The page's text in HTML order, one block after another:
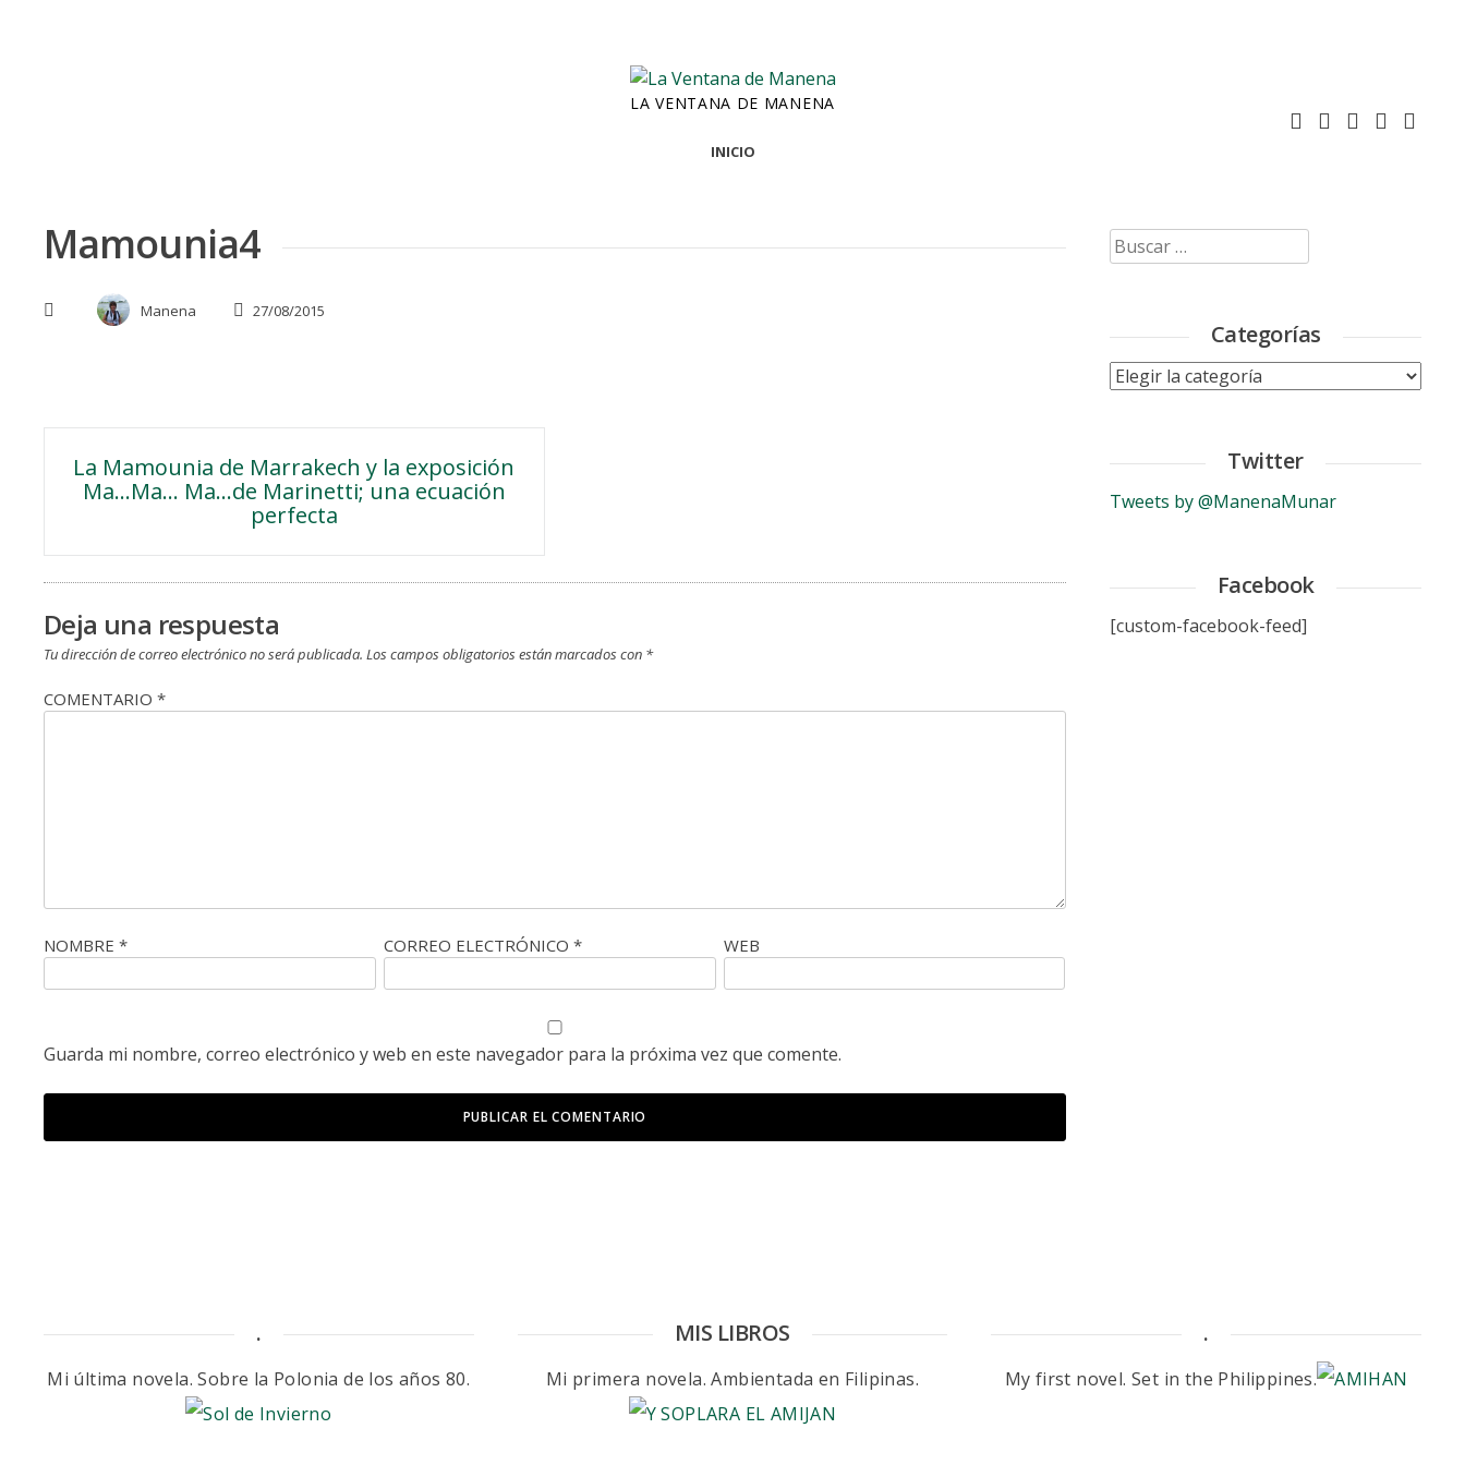
LA VENTANA DE MANENA
INICIO
Mamounia4
Manena 27/08/2015
Navegación
entradas
La Mamounia de Marrakech y la exposición
Ma…Ma… Ma…de Marinetti; una ecuación
perfecta
Deja una respuesta
Tu dirección de correo electrónico no será publicada. Los campos obligatorios están marcados con *
COMENTARIO *
NOMBRE * CORREO ELECTRÓNICO* WEB
Guarda mi nombre, correo electrónico y web en este navegador para la próxima vez que comente.
Buscar:
Categorías
Categorías
Twitter
Tweets by @ManenaMunar
Facebook
[custom-facebook-feed]
.
Mi última novela. Sobre la Polonia de los años 80.
MIS LIBROS
Mi primera novela. Ambientada en Filipinas.
.
My first novel. Set in the Philippines.